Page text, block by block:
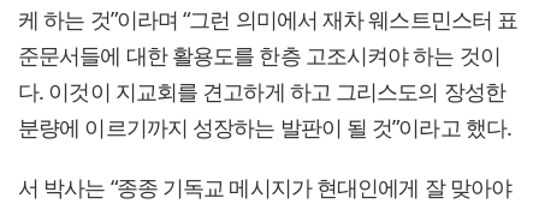
케 하는 것”이라며 “그런 의미에서 재차 웨스트민스터 표
준문서들에 대한 활용도를 한층 고조시켜야 하는 것이
다. 이것이 지교회를 견고하게 하고 그리스도의 장성한
분량에 이르기까지 성장하는 발판이 될 것”이라고 했다.
서 박사는 “종종 기독교 메시지가 현대인에게 잘 맞아야